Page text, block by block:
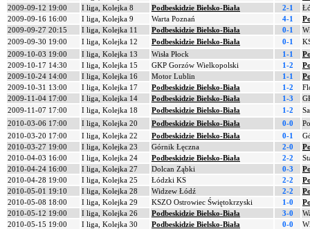
2009-09-12 19:00
I liga, Kolejka 8 Podbeskidzie Bielsko-Biała 2-1
2009-09-16 16:00
I liga, Kolejka 9 Warta Poznań 4-1
2009-09-27 20:15
I liga, Kolejka 11 Podbeskidzie Bielsko-Biała 0-1
2009-09-30 19:00
I liga, Kolejka 12 Podbeskidzie Bielsko-Biała 0-1
2009-10-03 19:00
I liga, Kolejka 13 Wisła Płock 1-1
2009-10-17 14:30
I liga, Kolejka 15 GKP Gorzów Wielkopolski 1-2
2009-10-24 14:00
I liga, Kolejka 16 Motor Lublin 1-1
2009-10-31 13:00
I liga, Kolejka 17 Podbeskidzie Bielsko-Biała 1-2
2009-11-04 17:00
I liga, Kolejka 14 Podbeskidzie Bielsko-Biała 1-3
2009-11-07 17:00
I liga, Kolejka 18 Podbeskidzie Bielsko-Biała 1-2
2010-03-06 17:00
I liga, Kolejka 20 Podbeskidzie Bielsko-Biała 0-0
2010-03-20 17:00
I liga, Kolejka 22 Podbeskidzie Bielsko-Biała 0-1
2010-03-27 19:00
I liga, Kolejka 23 Górnik Łęczna 2-0
2010-04-03 16:00
I liga, Kolejka 24 Podbeskidzie Bielsko-Biała 2-2
2010-04-24 16:00
I liga, Kolejka 27 Dolcan Ząbki 0-3
2010-04-28 19:00
I liga, Kolejka 25 Łódzki KS 2-2
2010-05-01 19:10
I liga, Kolejka 28 Widzew Łódź 2-2
2010-05-08 18:00
I liga, Kolejka 29 KSZO Ostrowiec Świętokrzyski 1-0
2010-05-12 19:00
I liga, Kolejka 26 Podbeskidzie Bielsko-Biała 3-0
2010-05-15 19:00
I liga, Kolejka 30 Podbeskidzie Bielsko-Biała 0-0